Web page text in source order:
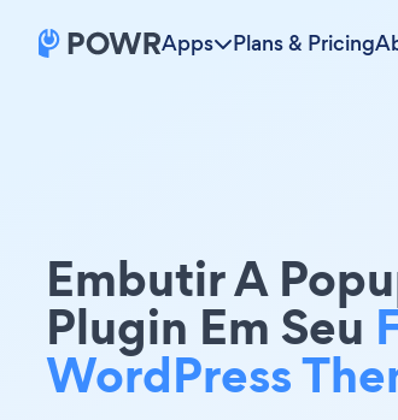
Apps Plans & Pricing
Embutir A
Plugin Em Seu
WordPress